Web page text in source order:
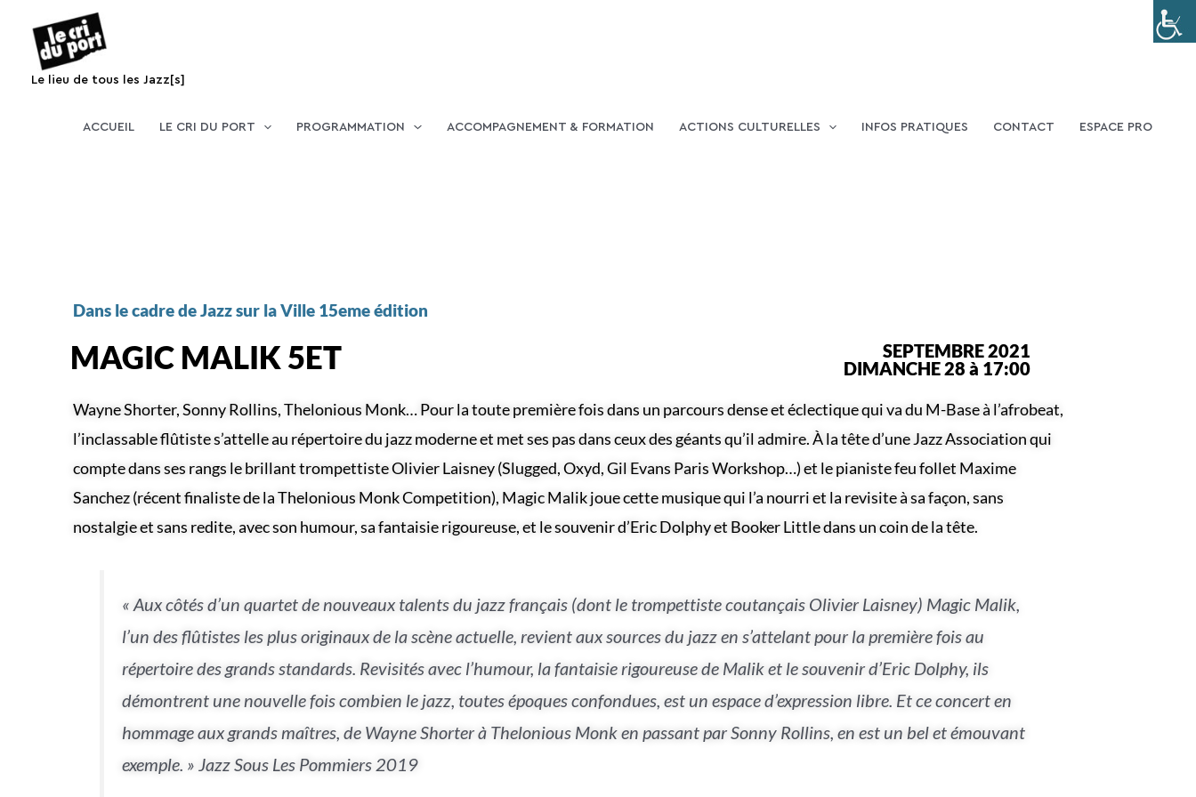
contenu
Le lieu de tous les Jazz[s]
ACCUEIL LE CRI DU PORT PROGRAMMATION ACCOMPAGNEMENT & FORMATION ACTIONS CULTURELLES INFOS PRATIQUES CONTACT ESPACE PRO
Dans le cadre de Jazz sur la Ville 15eme édition
MAGIC MALIK 5ET
SEPTEMBRE 2021
DIMANCHE 28 à 17:00
Wayne Shorter, Sonny Rollins, Thelonious Monk…Pour la toute première fois dans un parcours dense et éclectique qui va du M-Base à l’afrobeat,
l’inclassable flûtiste s’attelle au répertoire du jazz moderne et met ses pas dans ceux des géants qu’il admire. À la tête d’une Jazz Association qui
compte dans ses rangs le brillant trompettiste OlivierLaisney (Slugged, Oxyd, Gil Evans Paris Workshop…) et le pianiste feu follet Maxime
Sanchez (récent finaliste de la Thelonious Monk Competition), Magic Malik joue cette musique qui l’a nourri et la revisite à sa façon, sans
nostalgie et sans redite, avec son humour, sa fantaisie rigoureuse, et le souvenir d’Eric Dolphy et Booker Little dans un coin de la tête.
« Aux côtés d’un quartet de nouveaux talents du jazz français (dont le trompettiste coutançais Olivier Laisney) Magic Malik,
l’un des flûtistes les plus originaux de la scène actuelle, revient aux sources du jazz en s’attelant pour la première fois au
répertoire des grands standards. Revisités avec l’humour, la fantaisie rigoureuse de Malik et le souvenir d’Eric Dolphy, ils
démontrent une nouvelle fois combien le jazz, toutes époques confondues, est un espace d’expression libre. Et ce concert en
hommage aux grands maîtres, de Wayne Shorter à Thelonious Monk en passant par Sonny Rollins, en est un bel et émouvant
exemple. » Jazz Sous Les Pommiers 2019